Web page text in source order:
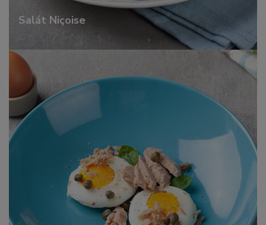
Salát Niçoise